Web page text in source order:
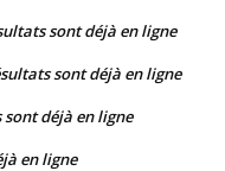
sont déjà en ligne
sont déjà en ligne
sont déjà en ligne
en ligne